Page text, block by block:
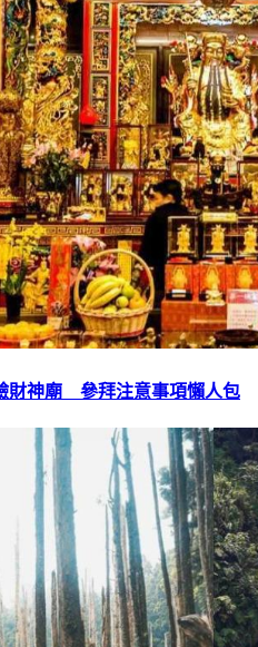
財神廟 參拜注意事項懶人包